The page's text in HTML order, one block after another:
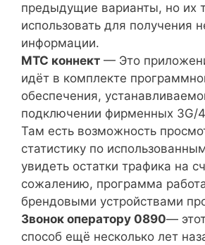
предыдущие варианты, но их
использовать для получения
информации.
МТС коннект — Это
идёт в комплекте
обеспечения,
подключении фирменных 3G/
Там есть возможность
статистику по
увидеть остатки трафика на
сожалению, программа
брендовыми устройствами
Звонок оператору 0890—
способ ещё несколько лет